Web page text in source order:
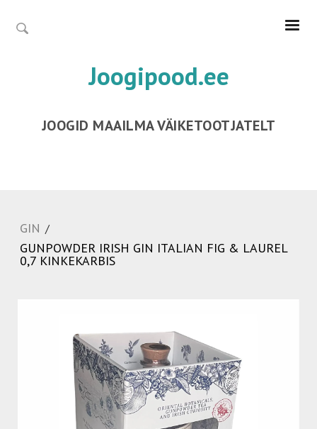
Joogipood.ee
JOOGID MAAILMA VÄIKETOOTJATELT
GIN /
GUNPOWDER IRISH GIN ITALIAN FIG & LAUREL
0,7 KINKEKARBIS